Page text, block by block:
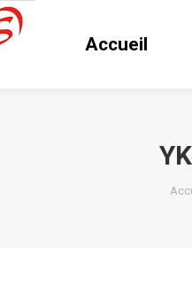
Accueil
Accueil